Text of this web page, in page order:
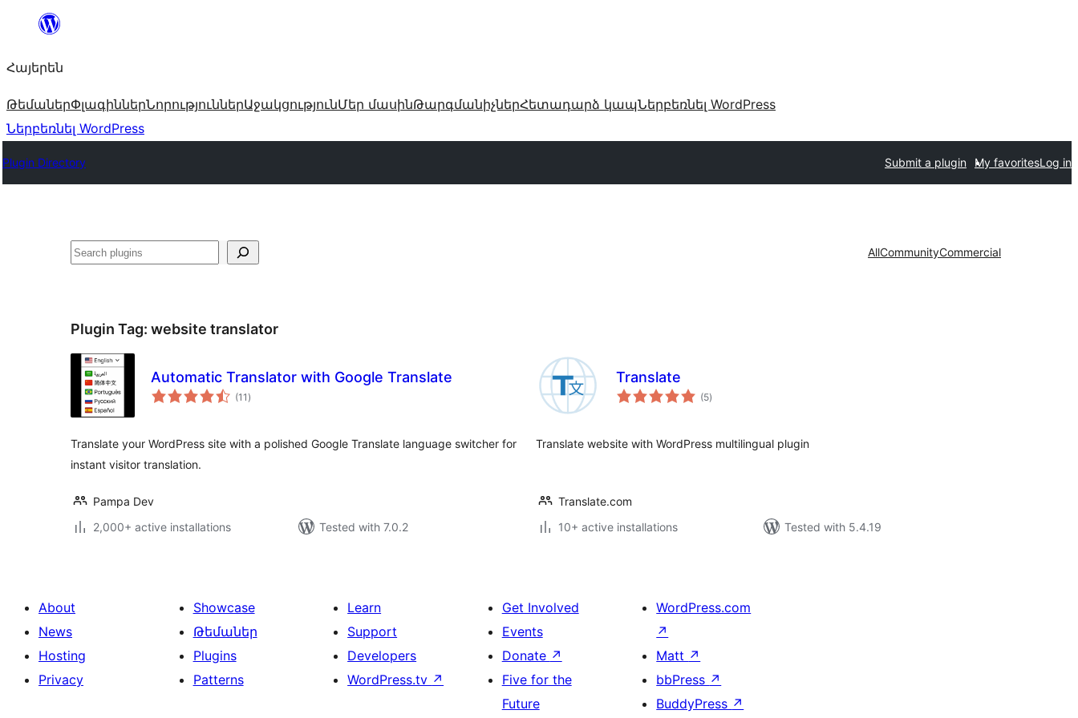
Անցնել
Հայերեն
ԹեմաներՓլագիններՆորություններԱջակցությունՄեր մասինԹարգմանիչներՀետադարձ կապՆերբեռնել WordPress
Ներբեռնել WordPress
Plugin Directory Submit a plugin My favoritesLog in
Որոնել AllCommunityCommercial
Plugin Tag: website translator
Automatic Translator with Google Translate
(11 total
ratings
)
Translate your WordPress site with a polished Google Translate language switcher for
instant visitor translation.
Pampa Dev
2,000+ active installations
Tested with 7.0.2
Translate
(5total
ratings
)
Translate website with WordPress multilingual plugin
Translate.com
10+ active installations
Tested with 5.4.19
About
News
Hosting
Privacy
Showcase
Թեմաներ
Plugins
Patterns
Learn
Support
Developers
WordPress.tv ↗
Get Involved
Events
Donate ↗
Five for the
Future
WordPress.com
↗
Matt ↗
bbPress ↗
BuddyPress ↗